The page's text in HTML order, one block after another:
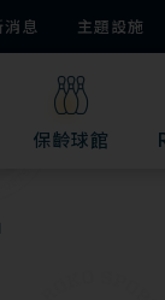
消息 主題設施
保齡球館